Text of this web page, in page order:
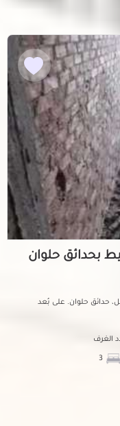
بحدائق حلوان
حدائق حلوان. على بُعد
الغرف